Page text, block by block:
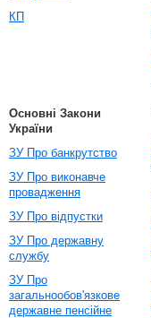
КП
Основні Закони
України
ЗУ Про банкрутство
ЗУ Про виконавче
провадження
ЗУ Про відпустки
ЗУ Про державну
службу
ЗУ Про
загальнообов'язкове
державне пенсійне